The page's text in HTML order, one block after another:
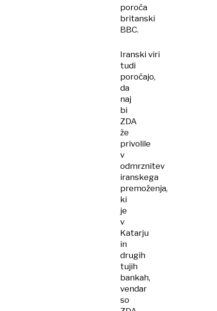
poroča
britanski
BBC.
Iranski viri
tudi
poročajo,
da
naj
bi
ZDA
že
privolile
v
odmrznitev
iranskega
premoženja,
ki
je
v
Katarju
in
drugih
tujih
bankah,
vendar
so